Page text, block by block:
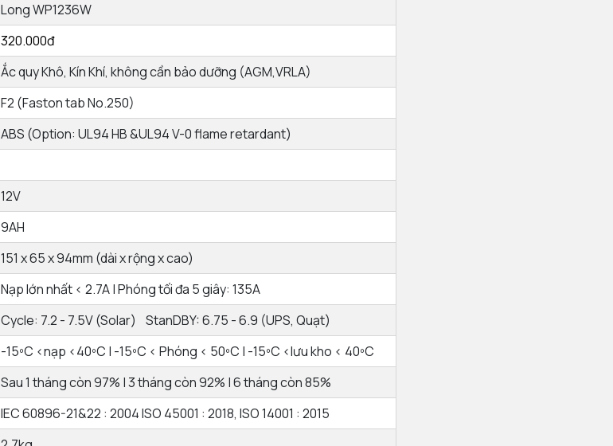
Long WP1236W
320.000đ
Ắc quy Khô, Kín Khí, không cần bảo dưỡng (AGM,VRLA)
F2 (Faston tab No.250)
ABS (Option: UL94 HB &UL94 V-0 flame retardant)
12V
9AH
151 x 65 x 94mm (dài x rộng x cao)
Nạp lớn nhất < 2.7A | Phóng tối đa 5 giây: 135A
Cycle: 7.2 - 7.5V (Solar) StanDBY: 6.75 - 6.9 (UPS, Quạt)
-15ºC <nạp <40ºC | -15ºC < Phóng < 50ºC | -15ºC <lưu kho < 40ºC
Sau 1 tháng còn 97% | 3 tháng còn 92% | 6 tháng còn 85%
IEC 60896-21&22 : 2004 ISO 45001 : 2018, ISO 14001 : 2015